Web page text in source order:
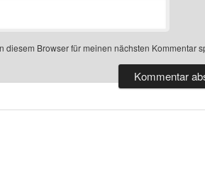
diesem Browser für meinen nächsten Kommentar